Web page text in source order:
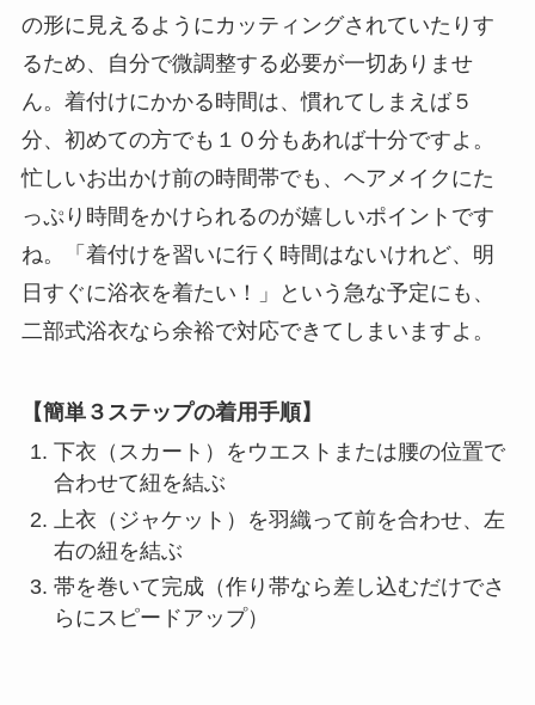
の形に見えるようにカッティングされていたりす
るため、自分で微調整する必要が一切ありませ
ん。着付けにかかる時間は、慣れてしまえば５
分、初めての方でも１０分もあれば十分ですよ。
忙しいお出かけ前の時間帯でも、ヘアメイクにた
っぷり時間をかけられるのが嬉しいポイントです
ね。「着付けを習いに行く時間はないけれど、明
日すぐに浴衣を着たい！」という急な予定にも、
二部式浴衣なら余裕で対応できてしまいますよ。
【簡単３ステップの着用手順】
下衣（スカート）をウエストまたは腰の位置で
合わせて紐を結ぶ
上衣（ジャケット）を羽織って前を合わせ、左
右の紐を結ぶ
帯を巻いて完成（作り帯なら差し込むだけでさ
らにスピードアップ）